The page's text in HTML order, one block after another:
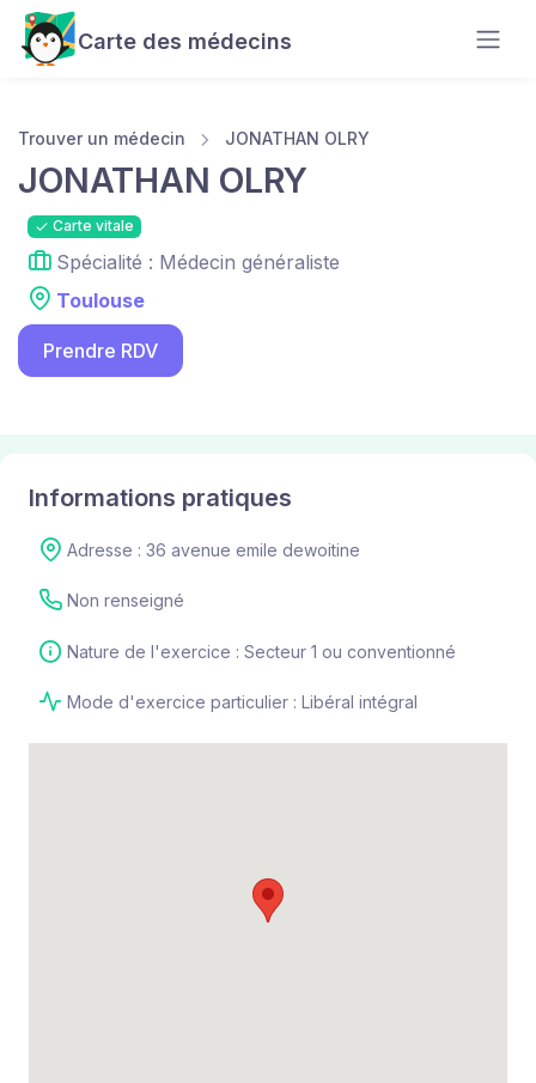
Carte des médecins
Trouver un médecin JONATHAN OLRY
JONATHAN OLRY
Carte vitale
Spécialité : Médecin généraliste
Toulouse
Prendre RDV
Informations pratiques
Adresse : 36 avenue emile dewoitine
Non renseigné
Nature de l'exercice : Secteur 1 ou conventionné
Mode d'exercice particulier : Libéral intégral